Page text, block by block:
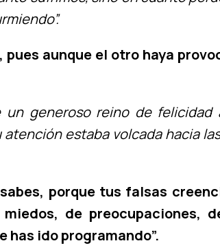
aunque el otro haya
generoso reino de
estaba volcada hacia
porque tus falsas
de preocupaciones,
has ido programando”.